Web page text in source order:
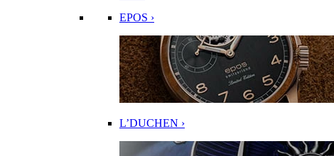
EPOS ›
L’DUCHEN ›